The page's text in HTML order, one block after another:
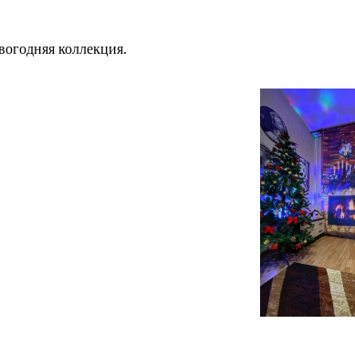
коллекция.